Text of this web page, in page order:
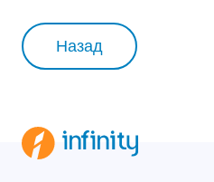
Назад